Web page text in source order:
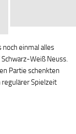
einmal alles
Weiß Neuss.
Partie schenkten
regulärer Spielzeit